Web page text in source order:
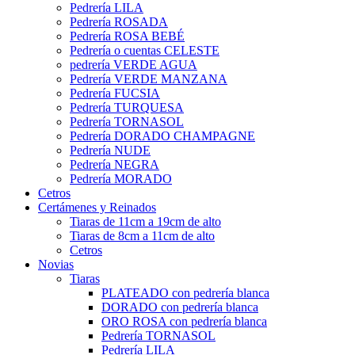
Pedrería LILA
Pedrería ROSADA
Pedrería ROSA BEBÉ
Pedrería o cuentas CELESTE
pedrería VERDE AGUA
Pedrería VERDE MANZANA
Pedrería FUCSIA
Pedrería TURQUESA
Pedrería TORNASOL
Pedrería DORADO CHAMPAGNE
Pedrería NUDE
Pedrería NEGRA
Pedrería MORADO
Cetros
Certámenes y Reinados
Tiaras de 11cm a 19cm de alto
Tiaras de 8cm a 11cm de alto
Cetros
Novias
Tiaras
PLATEADO con pedrería blanca
DORADO con pedrería blanca
ORO ROSA con pedrería blanca
Pedrería TORNASOL
Pedrería LILA